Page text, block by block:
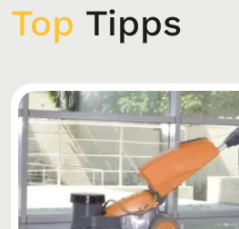
Top Tipps